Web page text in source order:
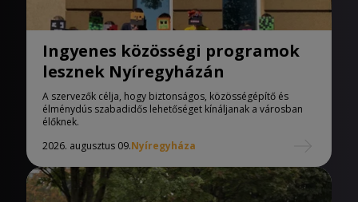
Ingyenes közösségi programok
lesznek Nyíregyházán
A szervezők célja, hogy biztonságos, közösségépítő és
élménydús szabadidős lehetőséget kínáljanak a városban
élőknek.
2026. augusztus 09.Nyíregyháza